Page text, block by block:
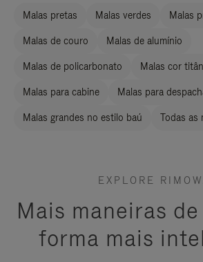
Malas pretas Malas verdes Malas
Malas de couro Malas de alumínio
Malas de policarbonato Malas cor
Malas para cabine Malas para
Malas grandes no estilo baú Todas as
EXPLORE
Mais maneiras
forma mais